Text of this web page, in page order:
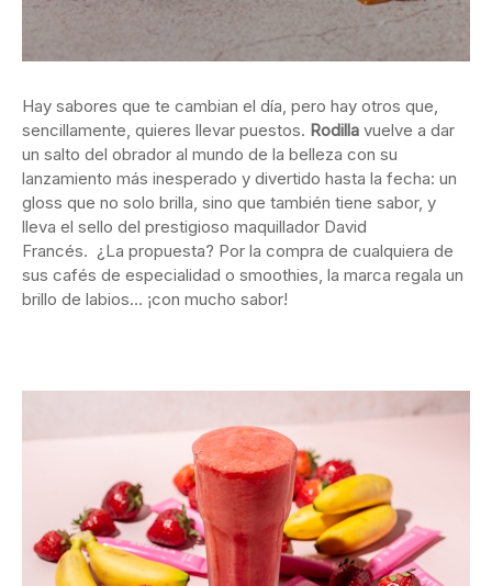
Hay sabores que te cambian el día, pero hay otros que,
sencillamente, quieres llevar puestos. Rodilla vuelve a dar
un salto del obrador al mundo de la belleza con su
lanzamiento más inesperado y divertido hasta la fecha: un
gloss que no solo brilla, sino que también tiene sabor, y
lleva el sello del prestigioso maquillador David
Francés. ¿La propuesta? Por la compra de cualquiera de
sus cafés de especialidad o smoothies, la marca regala un
brillo de labios… ¡con mucho sabor!